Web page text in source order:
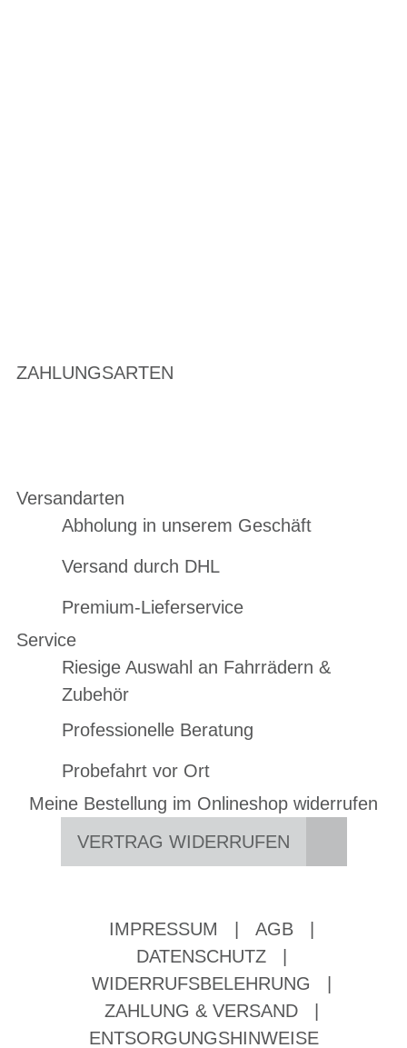
ZAHLUNGSARTEN
Versandarten
Abholung in unserem Geschäft
Versand durch DHL
Premium-Lieferservice
Service
Riesige Auswahl an Fahrrädern &
Zubehör
Professionelle Beratung
Probefahrt vor Ort
Meine Bestellung im Onlineshop widerrufen
VERTRAG WIDERRUFEN
IMPRESSUM AGB
DATENSCHUTZ
WIDERRUFSBELEHRUNG
ZAHLUNG & VERSAND
ENTSORGUNGSHINWEISE